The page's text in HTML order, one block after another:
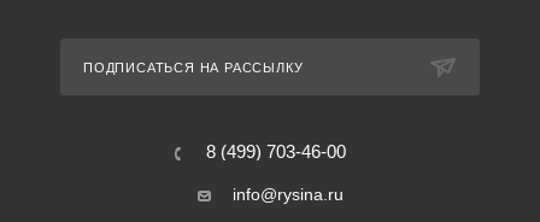
ПОДПИСАТЬСЯ НА РАССЫЛКУ
8 (499) 703-46-00
info@rysina.ru